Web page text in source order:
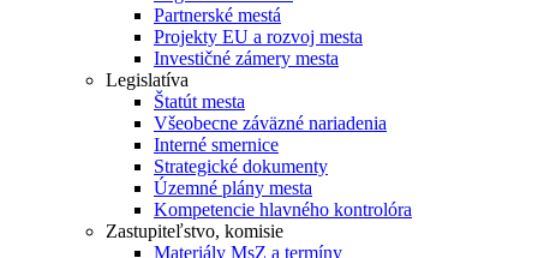
Partnerské mestá
Projekty EU a rozvoj mesta
Investičné zámery mesta
Legislatíva
Štatút mesta
Všeobecne záväzné nariadenia
Interné smernice
Strategické dokumenty
Územné plány mesta
Kompetencie hlavného kontrolóra
Zastupiteľstvo, komisie
Materiály MsZ a termíny